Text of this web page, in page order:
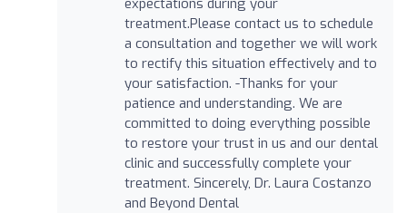
treatment.Please contact us to schedule
a consultation and together we will work
to rectify this situation effectively and to
your satisfaction. -Thanks for your
patience and understanding. We are
committed to doing everything possible
to restore your trust in us and our dental
clinic and successfully complete your
treatment. Sincerely, Dr. Laura Costanzo
and Beyond Dental